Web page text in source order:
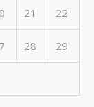
21 22
28 29